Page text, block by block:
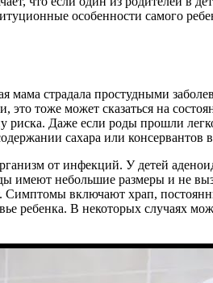
особенности самого
страдала простудными
тоже может сказаться на
риска. Даже если роды прошли
сахара или консервантов
от инфекций. У детей
имеют небольшие размеры и не
Симптомы включают храп,
ребенка. В некоторых случаях